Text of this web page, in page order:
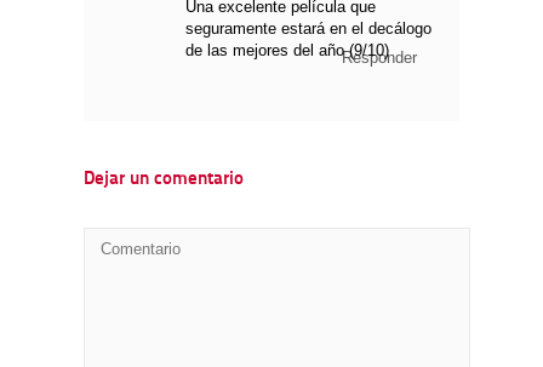
Una excelente película que
seguramente estará en el decálogo
de las mejores del año (9/10)
Responder
Dejar un comentario